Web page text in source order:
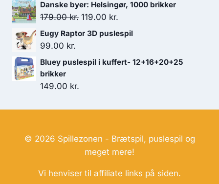
Danske byer: Helsingør, 1000 brikker
179.00kr. Den
oprindelige
179.00 kr..
119.00 kr.
aktuelle
Eugy Raptor 3D puslespil
99.00 kr.
Bluey puslespil i kuffert- 12+16+20+25
brikker
149.00 kr.
© 2026 Spillezonen - Brætspil, puslespil og
meget mere!
Vi henviser til affiliate links på siden.